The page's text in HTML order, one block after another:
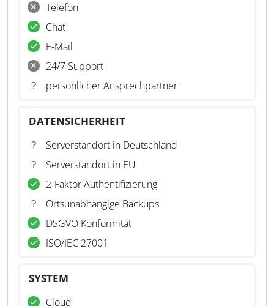
Telefon
Chat
E-Mail
24/7 Support
persönlicher Ansprechpartner
DATENSICHERHEIT
Serverstandort in Deutschland
Serverstandort in EU
2-Faktor Authentifizierung
Ortsunabhängige Backups
DSGVO Konformität
ISO/IEC 27001
SYSTEM
Cloud